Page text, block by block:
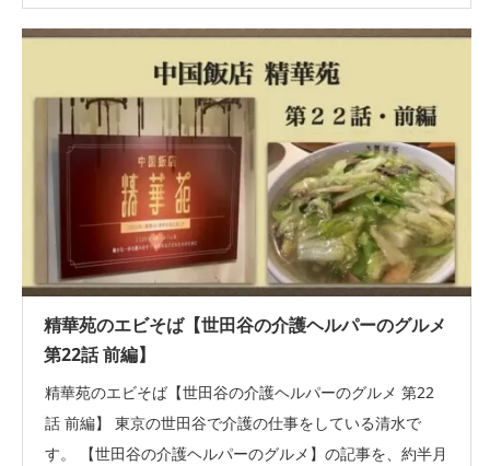
精華苑のエビそば【世田谷の介護ヘルパーのグルメ
第22話 前編】
精華苑のエビそば【世田谷の介護ヘルパーのグルメ 第22
話 前編】 東京の世田谷で介護の仕事をしている清水で
す。 【世田谷の介護ヘルパーのグルメ】の記事を、約半月